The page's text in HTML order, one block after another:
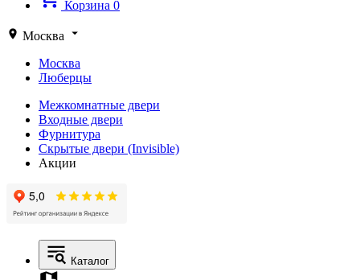
Корзина 0
Москва
Москва
Люберцы
Межкомнатные двери
Входные двери
Фурнитура
Скрытые двери (Invisible)
Акции
Каталог